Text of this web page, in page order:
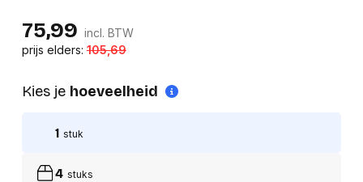
75,99 incl. BTW
prijs elders:105,69
Kies je hoeveelheid
1 stuk
4 stuks